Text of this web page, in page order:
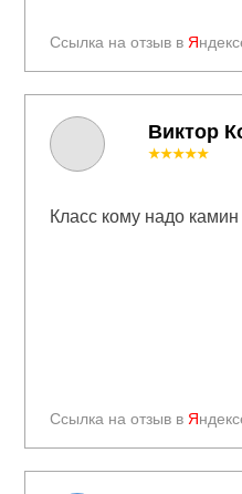
Ссылка на отзыв в Я
Ссылка на отзыв в Я
★★★★★
Класс кому надо
Виктор